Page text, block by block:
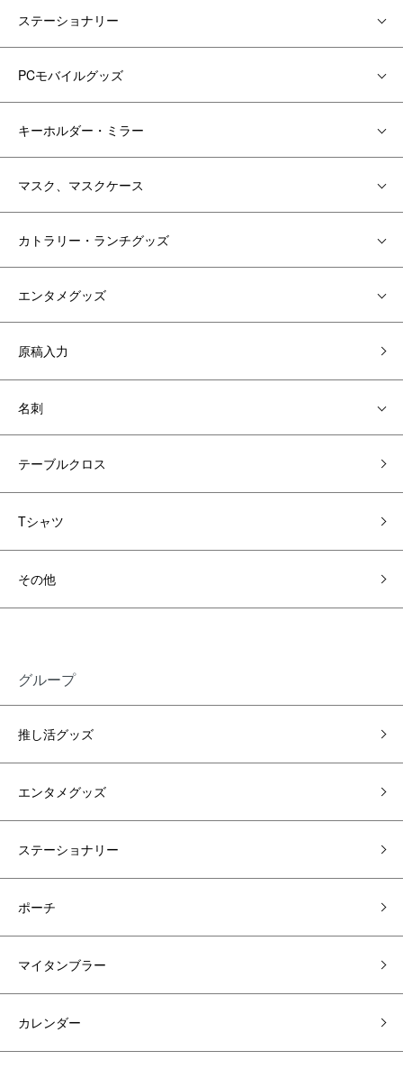
ステーショナリー
PCモバイルグッズ
キーホルダー・ミラー
マスク、マスクケース
カトラリー・ランチグッズ
エンタメグッズ
原稿入力
名刺
テーブルクロス
Tシャツ
その他
グループ
推し活グッズ
エンタメグッズ
ステーショナリー
ポーチ
マイタンブラー
カレンダー